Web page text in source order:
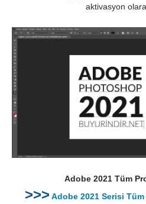
aktivasyon
Adobe 2021 Tüm
>>> Adobe 2021 Serisi